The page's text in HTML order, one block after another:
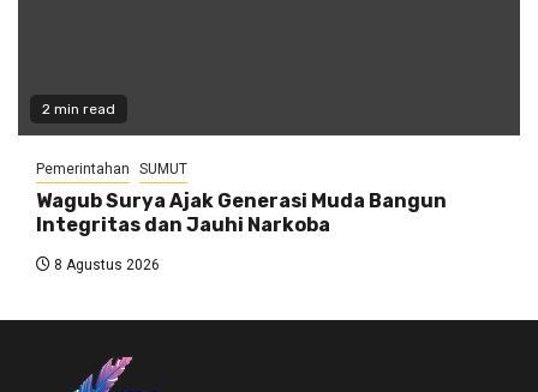
2 min read
Pemerintahan SUMUT
Wagub Surya Ajak Generasi Muda Bangun
Integritas dan Jauhi Narkoba
8 Agustus 2026